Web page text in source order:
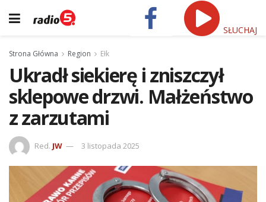
SŁUCHAJ
Strona Główna Region Ełk
Ukradł siekierę i zniszczył
sklepowe drzwi. Małżeństwo
z zarzutami
Red. JW 3 listopada 2025